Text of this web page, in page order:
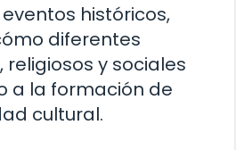
históricos,
diferentes
y sociales
a la formación de
cultural.